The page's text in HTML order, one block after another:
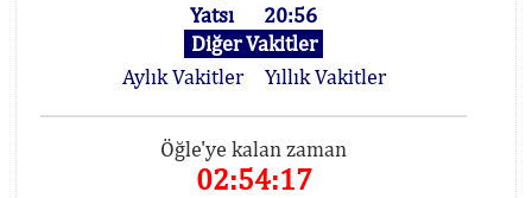
Yatsı
20:56
Diğer Vakitler
Aylık Vakitler
Yıllık Vakitler
Öğle'ye kalan zaman
02:54:17